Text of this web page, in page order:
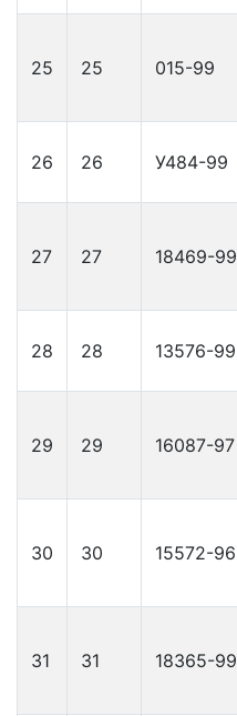
25 25 015-99
26 26 У484-99
27 27 18469-99
28 28 13576-99
29 29 16087-97
30 30 15572-96
31 31 18365-99